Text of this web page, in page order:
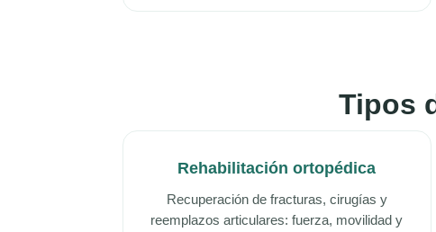
Tipos
Rehabilitación ortopédica
Recuperación de fracturas, cirugías y
reemplazos articulares: fuerza, movilidad y